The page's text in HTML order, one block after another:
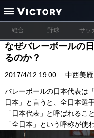
総合 野球 サッ
なぜバレーボールの
るのか？
2017/4/12 19:00 中西美雁
バレーボールの日本代表は
日本」と言うと、全日本選
「日本代表」と呼ばれるこ
「全日本」という呼称が使